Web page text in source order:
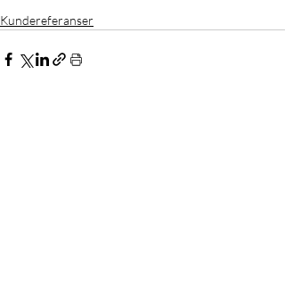
Kundereferanser